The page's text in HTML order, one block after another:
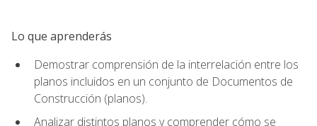
Lo que aprenderás
Demostrar comprensión de la interrelación entre los
planos incluidos en un conjunto de Documentos de
Construcción (planos).
Analizar distintos planos y comprender cómo se